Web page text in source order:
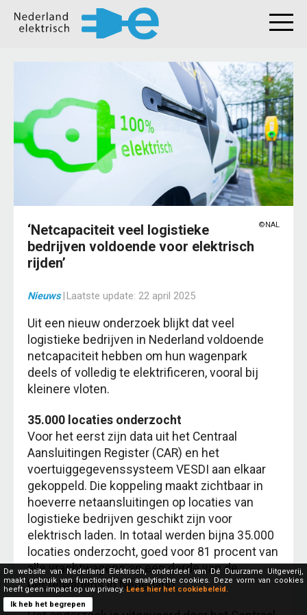
©NAL
‘Netcapaciteit veel logistieke
bedrijven voldoende voor elektrisch
rijden’
Nieuws|Laatste update: 22 april 2025
Uit een nieuw onderzoek blijkt dat veel
logistieke bedrijven in Nederland voldoende
netcapaciteit hebben om hun wagenpark
deels of volledig te elektrificeren, vooral bij
kleinere vloten.
35.000 locaties onderzocht
Voor het eerst zijn data uit het Centraal
Aansluitingen Register (CAR) en het
voertuiggegevenssysteem VESDI aan elkaar
gekoppeld. Die koppeling maakt zichtbaar in
hoeverre netaansluitingen op locaties van
logistieke bedrijven geschikt zijn voor
elektrisch laden. In totaal werden bijna 35.000
locaties onderzocht, goed voor 81 procent van
alle vrachtwagens en een derde van de
bestelwagens in Nederland.
De website van Nederland Elektrisch, onderdeel van Dé Duurzame Uitgeverij,
maakt gebruik van functionele en analytische cookies. Deze vorm van cookies
heeft geen impact op uw privacy. Lees hier het cookiebeleid.
Ik heb het begrepen